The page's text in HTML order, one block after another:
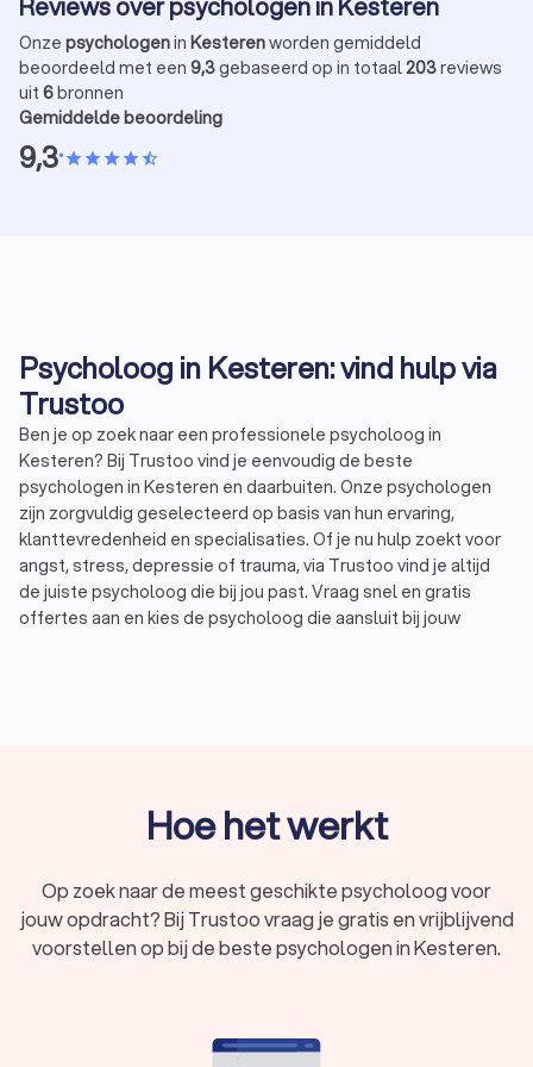
Reviews over psychologen in Kesteren
Onze psychologenin Kesterenworden gemiddeld
beoordeeld met een 9,3gebaseerd op in totaal203reviews
uit 6bronnen
Gemiddelde beoordeling
9,3•starstarstarstarstar_half
Psycholoog in Kesteren: vind hulp via
Trustoo
Ben je op zoek naar een professionele psycholoog in
Kesteren? Bij Trustoo vind je eenvoudig de beste
psychologen in Kesteren en daarbuiten. Onze psychologen
zijn zorgvuldig geselecteerd op basis van hun ervaring,
klanttevredenheid en specialisaties. Of je nu hulp zoekt voor
angst, stress, depressie of trauma, via Trustoo vind je altijd
de juiste psycholoog die bij jou past. Vraag snel en gratis
offertes aan en kies de psycholoog die aansluit bij jouw
Een psycholoog is een expert op het gebied van mentale
gezondheid. Psychologen helpen mensen met het begrijpen,
verwerken en veranderen van hun gedachten, emoties en
Relatie- of gezinsproblemen
Hoe het werkt
Op zoek naar de meest geschikte psycholoog voor
jouw opdracht? Bij Trustoo vraag je gratis en vrijblijvend
voorstellen op bij de beste psychologen in Kesteren.